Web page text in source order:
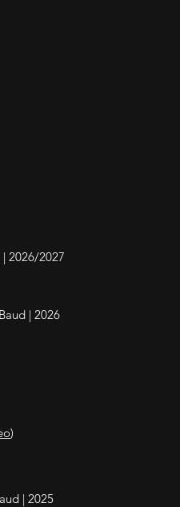
2026/2027
| 2026
)
| 2025